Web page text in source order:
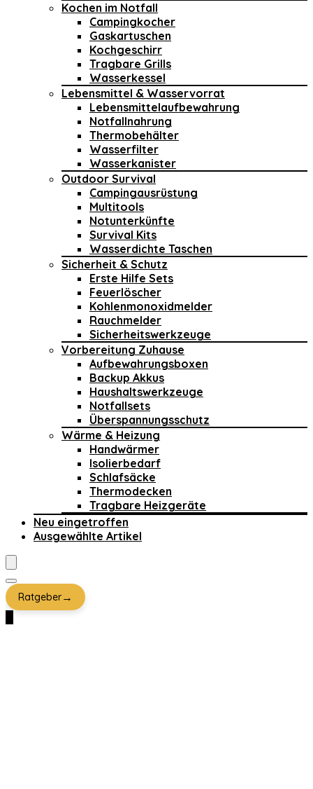
Kochen im Notfall
Campingkocher
Gaskartuschen
Kochgeschirr
Tragbare Grills
Wasserkessel
Lebensmittel & Wasservorrat
Lebensmittelaufbewahrung
Notfallnahrung
Thermobehälter
Wasserfilter
Wasserkanister
Outdoor Survival
Campingausrüstung
Multitools
Notunterkünfte
Survival Kits
Wasserdichte Taschen
Sicherheit & Schutz
Erste Hilfe Sets
Feuerlöscher
Kohlenmonoxidmelder
Rauchmelder
Sicherheitswerkzeuge
Vorbereitung Zuhause
Aufbewahrungsboxen
Backup Akkus
Haushaltswerkzeuge
Notfallsets
Überspannungsschutz
Wärme & Heizung
Handwärmer
Isolierbedarf
Schlafsäcke
Thermodecken
Tragbare Heizgeräte
Neu eingetroffen
Ausgewählte Artikel
Ratgeber→